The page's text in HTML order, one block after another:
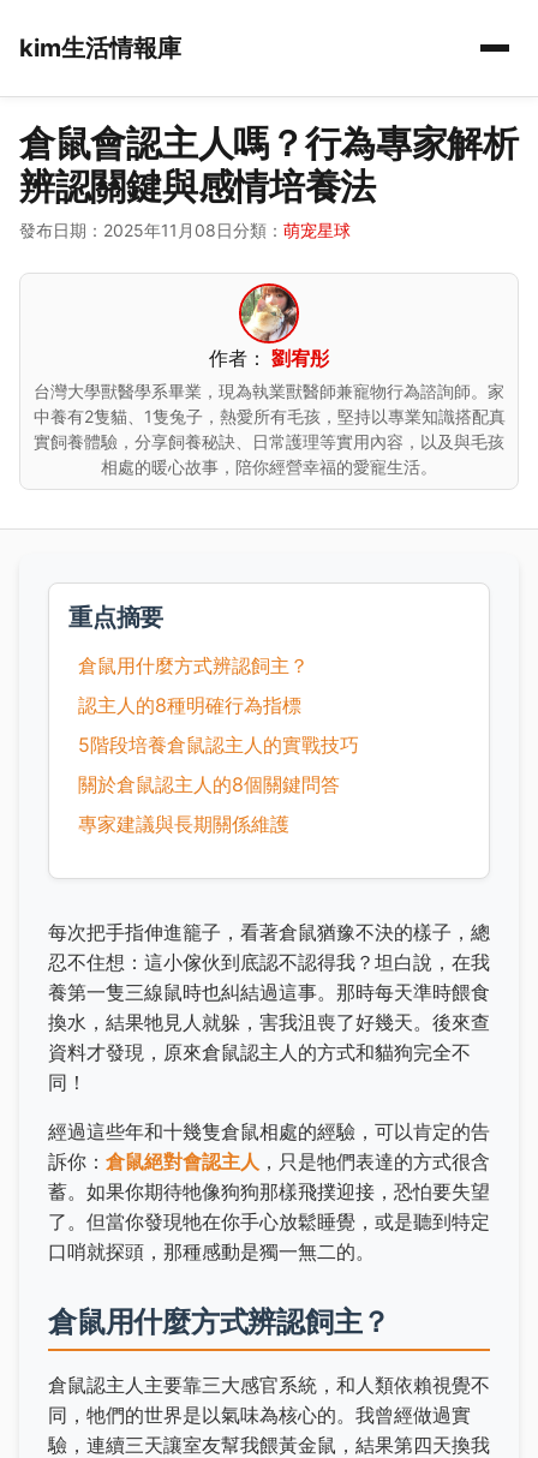
kim生活情報庫
倉鼠會認主人嗎？行為專家解析
辨認關鍵與感情培養法
發布日期：2025年11月08日分類： 萌宠星球
作者： 劉宥彤
台灣大學獸醫學系畢業，現為執業獸醫師兼寵物行為諮詢師。家
中養有2隻貓、1隻兔子，熱愛所有毛孩，堅持以專業知識搭配真
實飼養體驗，分享飼養秘訣、日常護理等實用內容，以及與毛孩
相處的暖心故事，陪你經營幸福的愛寵生活。
重点摘要
倉鼠用什麼方式辨認飼主？
認主人的8種明確行為指標
5階段培養倉鼠認主人的實戰技巧
關於倉鼠認主人的8個關鍵問答
專家建議與長期關係維護
每次把手指伸進籠子，看著倉鼠猶豫不決的樣子，總
忍不住想：這小傢伙到底認不認得我？坦白說，在我
養第一隻三線鼠時也糾結過這事。那時每天準時餵食
換水，結果牠見人就躲，害我沮喪了好幾天。後來查
資料才發現，原來倉鼠認主人的方式和貓狗完全不
同！
經過這些年和十幾隻倉鼠相處的經驗，可以肯定的告
訴你： 倉鼠絕對會認主人 ，只是牠們表達的方式很含
蓄。如果你期待牠像狗狗那樣飛撲迎接，恐怕要失望
了。但當你發現牠在你手心放鬆睡覺，或是聽到特定
口哨就探頭，那種感動是獨一無二的。
倉鼠用什麼方式辨認飼主？
倉鼠認主人主要靠三大感官系統，和人類依賴視覺不
同，牠們的世界是以氣味為核心的。我曾經做過實
驗，連續三天讓室友幫我餵黃金鼠，結果第四天換我